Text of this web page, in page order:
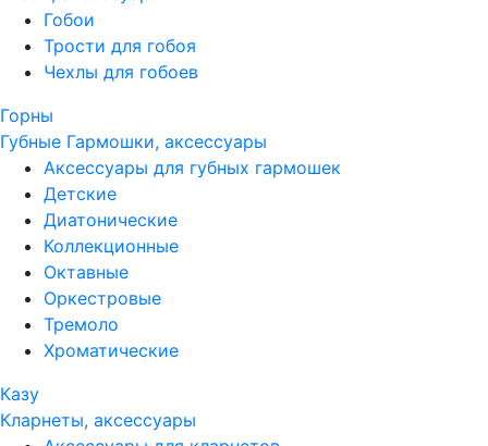
Гобои
Трости для гобоя
Чехлы для гобоев
Горны
Губные Гармошки, аксессуары
Аксессуары для губных гармошек
Детские
Диатонические
Коллекционные
Октавные
Оркестровые
Тремоло
Хроматические
Казу
Кларнеты, аксессуары